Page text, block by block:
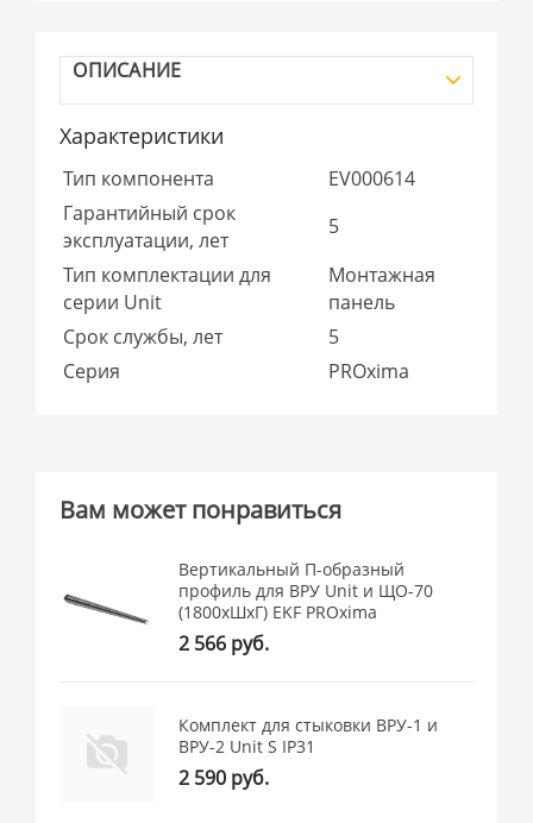
ОПИСАНИЕ
Характеристики
Тип компонента
EV000614
Гарантийный срок
эксплуатации, лет
5
Тип комплектации для
серии Unit
Монтажная
панель
Срок службы, лет
5
Серия
PROxima
Вам может понравиться
Вертикальный П-образный
профиль для ВРУ Unit и ЩО-70
(1800хШхГ) EKF PROxima
2 566 руб.
Комплект для стыковки ВРУ-1 и
ВРУ-2 Unit S IP31
2 590 руб.